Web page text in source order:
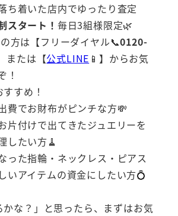
ち着いた店内でゆったり査定
スタート！ 毎日3組様限定🌿
方は【フリーダイヤル📞0120-
または【公式LINE 📱】からお気
！
すめ！
費でお財布がピンチな方💸
片付けで出てきたジュエリーを
したい方🧹
った指輪・ネックレス・ピアス
いアイテムの資金にしたい方💍
かな？」と思ったら、まずはお気